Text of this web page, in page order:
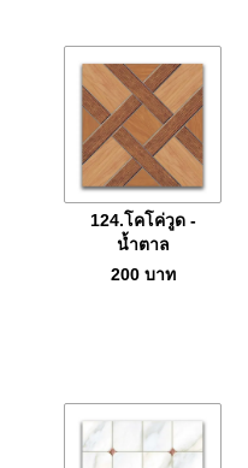
124.โคโค่วูด -
น้ำตาล
200 บาท